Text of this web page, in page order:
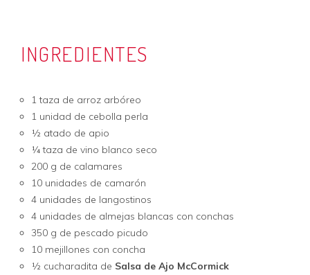
INGREDIENTES
1 taza de arroz arbóreo
1 unidad de cebolla perla
½ atado de apio
¼ taza de vino blanco seco
200 g de calamares
10 unidades de camarón
4 unidades de langostinos
4 unidades de almejas blancas con conchas
350 g de pescado picudo
10 mejillones con concha
½ cucharadita de Salsa de Ajo McCormick